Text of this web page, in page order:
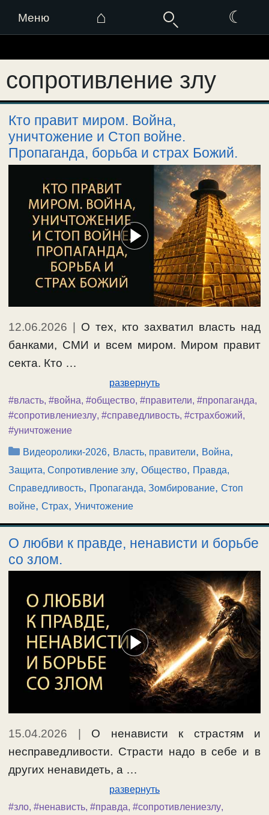
Меню ⌂ ☾
к
содержимому
сопротивление злу
Кто правит миром. Война,
уничтожение и Стоп войне.
Пропаганда, борьба и страх Божий.
12.06.2026 | О тех, кто захватил власть над
банками, СМИ и всем миром. Миром правит
секта. Кто …
развернуть
#власть, #война, #общество, #правители, #пропаганда,
#сопротивлениезлу, #справедливость, #страхбожий,
#уничтожение
Рубрики
Видеоролики-2026, Власть, правители, Война,
Защита, Сопротивление злу, Общество, Правда,
Справедливость, Пропаганда, Зомбирование, Стоп
войне, Страх, Уничтожение
О любви к правде, ненависти и борьбе
со злом.
15.04.2026 | О ненависти к страстям и
несправедливости. Страсти надо в себе и в
других ненавидеть, а …
развернуть
#зло, #ненависть, #правда, #сопротивлениезлу,